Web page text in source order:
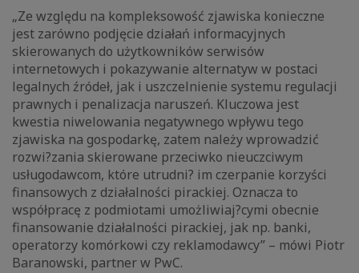
„Ze względu na kompleksowość zjawiska konieczne
jest zarówno podjęcie działań informacyjnych
skierowanych do użytkowników serwisów
internetowych i pokazywanie alternatyw w postaci
legalnych źródeł, jak i uszczelnienie systemu regulacji
prawnych i penalizacja naruszeń. Kluczowa jest
kwestia niwelowania negatywnego wpływu tego
zjawiska na gospodarkę, zatem należy wprowadzić
rozwi?zania skierowane przeciwko nieuczciwym
usługodawcom, które utrudni? im czerpanie korzyści
finansowych z działalności pirackiej. Oznacza to
współpracę z podmiotami umożliwiaj?cymi obecnie
finansowanie działalności pirackiej, jak np. banki,
operatorzy komórkowi czy reklamodawcy” – mówi Piotr
Baranowski, partner w PwC.